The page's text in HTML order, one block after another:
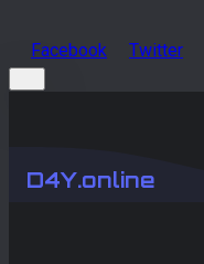
Facebook Twitter
D4Y.online